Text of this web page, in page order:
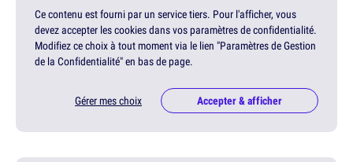
Ce contenu est fourni par un service tiers. Pour l'afficher, vous
devez accepter les cookies dans vos paramètres de confidentialité.
Modifiez ce choix à tout moment via le lien "Paramètres de Gestion
de la Confidentialité" en bas de page.
Gérer mes choix Accepter & afficher